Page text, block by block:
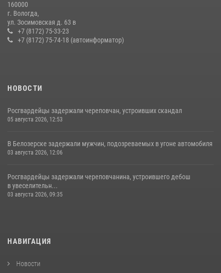
21 единицу оружия изъяли за минувшую неделю сотрудники
Росгвардии в Вологодской области
20 июля 2026, 10:47
160000
г. Вологда,
ул. Зосимовская д. 63 в
+7 (8172) 75-33-23
+7 (8172) 75-74-18 (автоинформатор)
НОВОСТИ
Росгвардейцы задержали череповчан, устроивших скандал
05 августа 2026, 12:53
В Белозерске задержали мужчин, подозреваемых в угоне автомобиля
03 августа 2026, 12:06
Росгвардейцы задержали череповчанина, устроившего дебош
в увеселительн...
03 августа 2026, 09:35
НАВИГАЦИЯ
Новости